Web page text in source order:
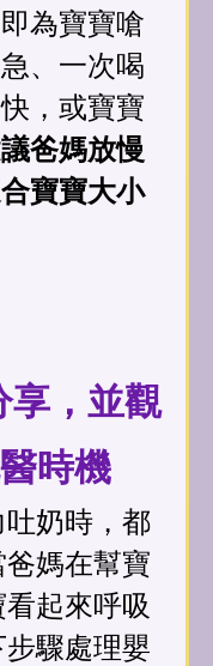
為寶寶嗆
、一次喝
，或寶寶
爸媽放慢
寶寶大小
享，並觀
時機
奶時，都
媽在幫寶
起來呼吸
驟處理嬰